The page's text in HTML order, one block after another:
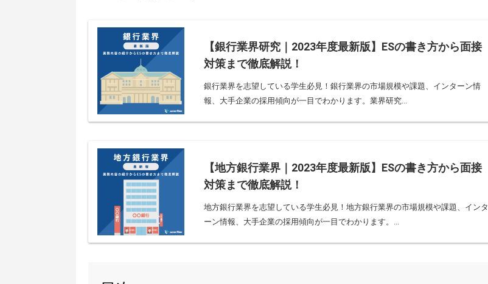
【銀行業界研究｜2023年度最新版】ESの書き方から面接
対策まで徹底解説！
銀行業界を志望している学生必見！銀行業界の市場規模や課題、インターン情
報、大手企業の採用傾向が一目でわかります。業界研究...
【地方銀行業界｜2023年度最新版】ESの書き方から面接
対策まで徹底解説！
地方銀行業界を志望している学生必見！地方銀行業界の市場規模や課題、インタ
ーン情報、大手企業の採用傾向が一目でわかります。...